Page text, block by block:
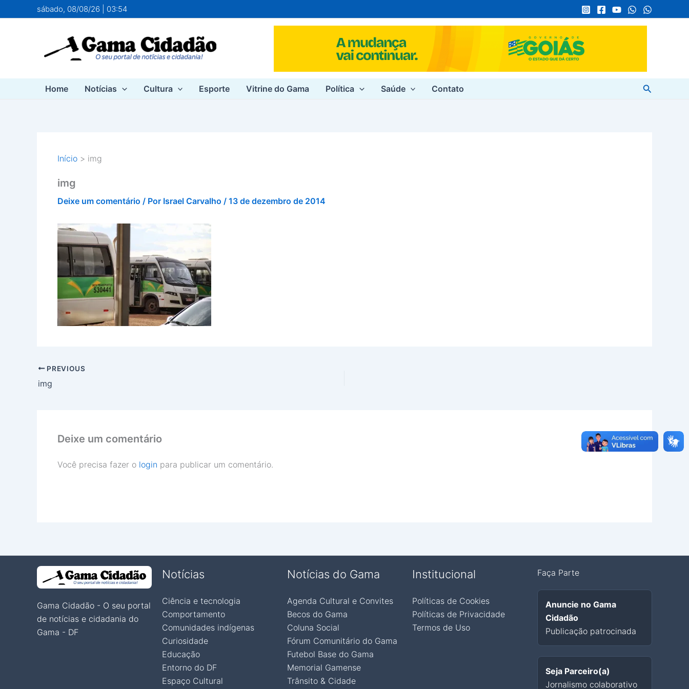
para
sábado, 08/08/26 | 03:54
Home Notícias Cultura Esporte Vitrine do Gama Política Saúde Contato Pesquisar
Início img
img
Deixe um comentário / Por Israel Carvalho / 13 de dezembro de 2014
PREVIOUS
img
Deixe um comentário
Você precisa fazer o login para publicar um comentário.
Gama Cidadão - O seu portal
de notícias e cidadania do
Gama - DF
Notícias
Ciência e tecnologia
Comportamento
Comunidades indígenas
Curiosidade
Educação
Entorno do DF
Espaço Cultural
Notícias do Gama
Agenda Cultural e Convites
Becos do Gama
Coluna Social
Fórum Comunitário do Gama
Futebol Base do Gama
Memorial Gamense
Trânsito & Cidade
Institucional
Políticas de Cookies
Políticas de Privacidade
Termos de Uso
Faça Parte
Anuncie no Gama
Cidadão
Publicação patrocinada
Seja Parceiro(a)
Jornalismo colaborativo